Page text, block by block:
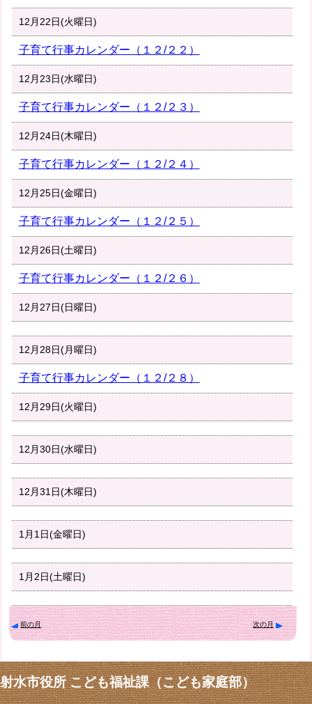
12月22日(火曜日)
子育て行事カレンダー（１２/２２）
12月23日(水曜日)
子育て行事カレンダー（１２/２３）
12月24日(木曜日)
子育て行事カレンダー（１２/２４）
12月25日(金曜日)
子育て行事カレンダー（１２/２５）
12月26日(土曜日)
子育て行事カレンダー（１２/２６）
12月27日(日曜日)
12月28日(月曜日)
子育て行事カレンダー（１２/２８）
12月29日(火曜日)
12月30日(水曜日)
12月31日(木曜日)
1月1日(金曜日)
1月2日(土曜日)
前の月 次の月
射水市役所 こども福祉課（こども家庭部）